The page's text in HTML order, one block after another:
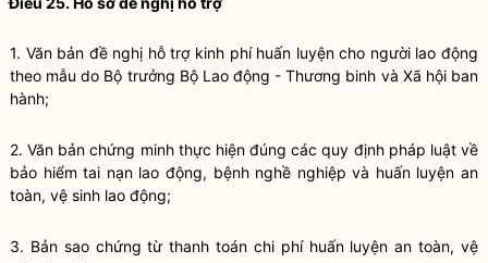
1. Văn bản đề nghị hỗ trợ kinh phí huấn luyện cho người lao động
theo mẫu do Bộ trưởng Bộ Lao động - Thương binh và Xã hội ban
hành;
2. Văn bản chứng minh thực hiện đúng các quy định pháp luật về
bảo hiểm tai nạn lao động, bệnh nghề nghiệp và huấn luyện an
toàn, vệ sinh lao động;
3. Bản sao chứng từ thanh toán chi phí huấn luyện an toàn, vệ